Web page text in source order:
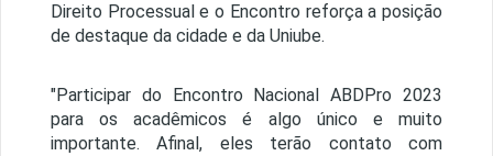
Direito Processual e o Encontro reforça a posição
de destaque da cidade e da Uniube.
"Participar do Encontro Nacional ABDPro 2023
para os acadêmicos é algo único e muito
importante. Afinal, eles terão contato com